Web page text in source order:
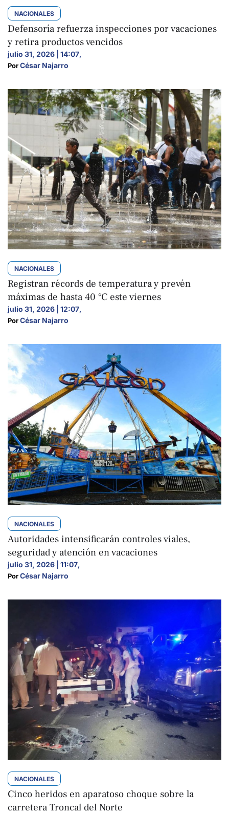
NACIONALES
Defensoría refuerza inspecciones por vacaciones
y retira productos vencidos
julio 31, 2026 | 14:07,
Por César Najarro
NACIONALES
Registran récords de temperatura y prevén
máximas de hasta 40 °C este viernes
julio 31, 2026 | 12:07,
Por César Najarro
NACIONALES
Autoridades intensificarán controles viales,
seguridad y atención en vacaciones
julio 31, 2026 | 11:07,
Por César Najarro
NACIONALES
Cinco heridos en aparatoso choque sobre la
carretera Troncal del Norte